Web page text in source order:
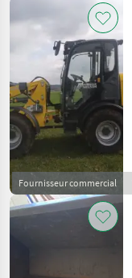
Fournisseur commercial